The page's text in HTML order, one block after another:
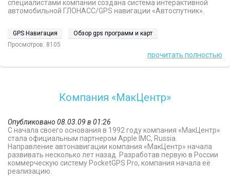
специалистами компании создана система интерактивной
автомобильной ГЛОНАСС/GPS навигации «Автоспутник».
GPS Навигация
Обзор gps программ и карт
Просмотров: 8105
прочитать полностью
Компания «МакЦентр»
Опубликовано 08.03.09 в 01:26
С начала своего основания в 1992 году компания «МакЦентр»
стала официальным партнером Apple IMC, Russia.
Направление автонавигации компания «МакЦентр» начала
развивать несколько лет назад. Разработав первую в России
коммерческую систему PocketGPS Pro, компания начала её
реализацию.